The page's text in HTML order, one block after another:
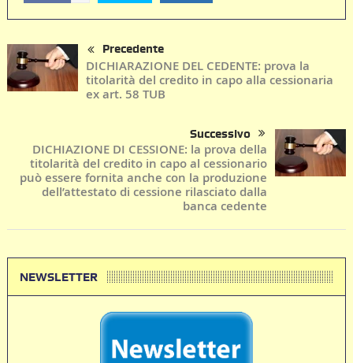
Precedente
DICHIARAZIONE DEL CEDENTE: prova la
titolarità del credito in capo alla cessionaria
ex art. 58 TUB
Successivo
DICHIAZIONE DI CESSIONE: la prova della
titolarità del credito in capo al cessionario
può essere fornita anche con la produzione
dell’attestato di cessione rilasciato dalla
banca cedente
NEWSLETTER